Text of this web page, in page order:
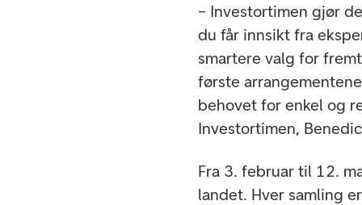
– Investortimen gjør
du får innsikt fra
smartere valg for
første
behovet for enkel og
Investortimen,
Fra 3. februar til 12.
landet. Hver samling